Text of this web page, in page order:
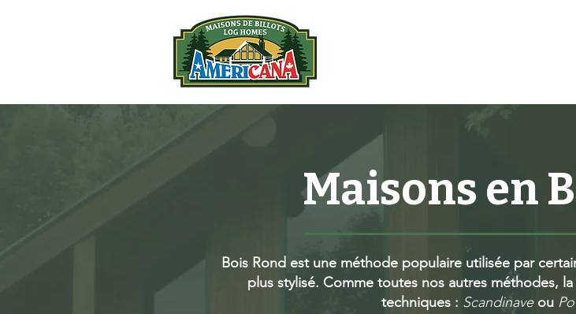
Maisons en
Bois Rond est une méthode populaire utilisée par
plus stylisé. Comme toutes nos autres méthodes,
techniques : Scandinave ou